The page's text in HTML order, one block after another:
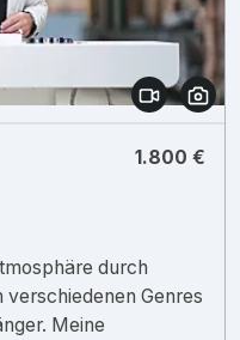
1.800 €
durch
Genres
Meine